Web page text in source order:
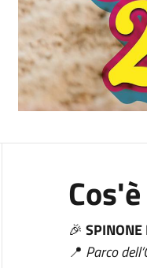
Cos'è
🎉 SPINONE
📍 Parco